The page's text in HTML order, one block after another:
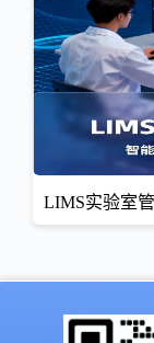
LIMS实验室